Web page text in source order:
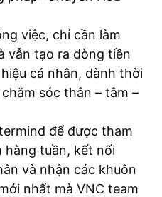
việc, chỉ cần làm
vẫn tạo ra dòng tiền
cá nhân, dành thời
sóc thân – tâm –
để được tham
hàng tuần, kết nối
và nhận các khuôn
nhất mà VNC team